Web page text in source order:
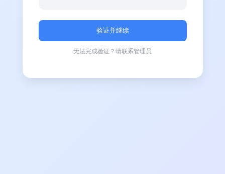
无法完成验证？请联系管理员